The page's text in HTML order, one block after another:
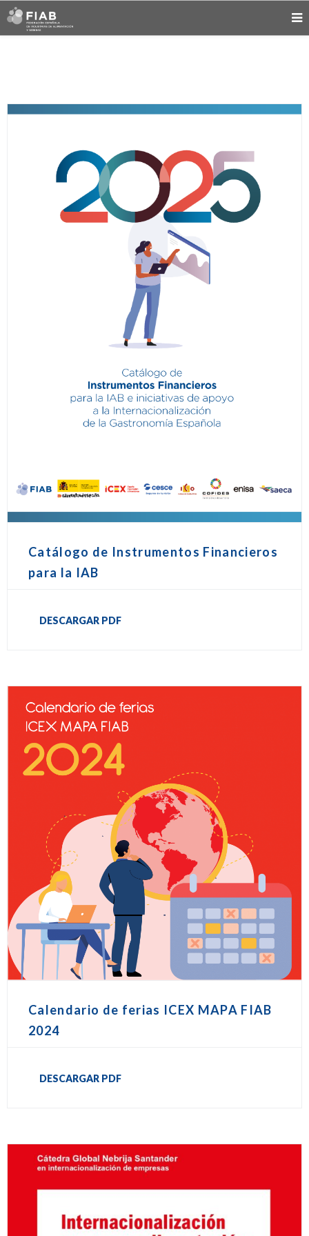
Catálogo de Instrumentos Financieros
para la IAB
DESCARGAR PDF
Calendario de ferias ICEX MAPA FIAB
2024
DESCARGAR PDF